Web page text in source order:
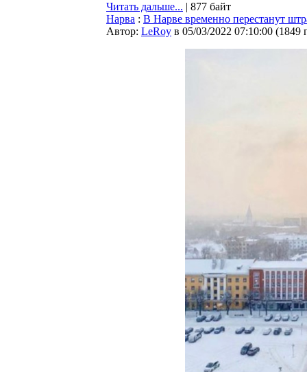
Читать дальше... | 877 байт
Нарва : В Нарве временно перестанут
Автор: LeRoy в 05/03/2022 07:10:00 (1849